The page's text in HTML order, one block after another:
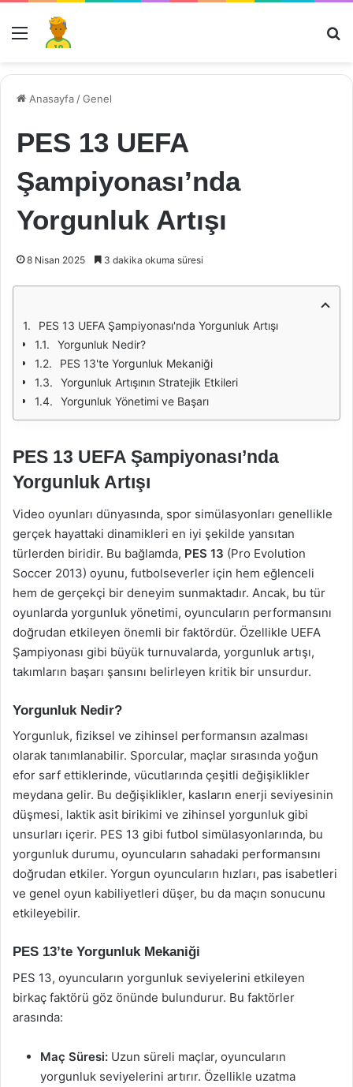
Menü
Anasayfa /Genel
PES 13 UEFA
Şampiyonası’nda
Yorgunluk Artışı
8 Nisan 2025 3 dakika okuma süresi
PES 13 UEFA Şampiyonası'nda Yorgunluk Artışı
Yorgunluk Nedir?
PES 13'te Yorgunluk Mekaniği
Yorgunluk Artışının Stratejik Etkileri
Yorgunluk Yönetimi ve Başarı
PES 13 UEFA Şampiyonası’nda
Yorgunluk Artışı
Video oyunları dünyasında, spor simülasyonları genellikle
gerçek hayattaki dinamikleri en iyi şekilde yansıtan
türlerden biridir. Bu bağlamda, PES 13 (Pro Evolution
Soccer 2013) oyunu, futbolseverler için hem eğlenceli
hem de gerçekçi bir deneyim sunmaktadır. Ancak, bu tür
oyunlarda yorgunluk yönetimi, oyuncuların performansını
doğrudan etkileyen önemli bir faktördür. Özellikle UEFA
Şampiyonası gibi büyük turnuvalarda, yorgunluk artışı,
takımların başarı şansını belirleyen kritik bir unsurdur.
Yorgunluk Nedir?
Yorgunluk, fiziksel ve zihinsel performansın azalması
olarak tanımlanabilir. Sporcular, maçlar sırasında yoğun
efor sarf ettiklerinde, vücutlarında çeşitli değişiklikler
meydana gelir. Bu değişiklikler, kasların enerji seviyesinin
düşmesi, laktik asit birikimi ve zihinsel yorgunluk gibi
unsurları içerir. PES 13 gibi futbol simülasyonlarında, bu
yorgunluk durumu, oyuncuların sahadaki performansını
doğrudan etkiler. Yorgun oyuncuların hızları, pas isabetleri
ve genel oyun kabiliyetleri düşer, bu da maçın sonucunu
etkileyebilir.
PES 13’te Yorgunluk Mekaniği
PES 13, oyuncuların yorgunluk seviyelerini etkileyen
birkaç faktörü göz önünde bulundurur. Bu faktörler
arasında:
Maç Süresi: Uzun süreli maçlar, oyuncuların
yorgunluk seviyelerini artırır. Özellikle uzatma